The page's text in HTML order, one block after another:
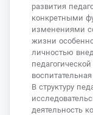
развития
конкретными
изменениями
жизни
личностью
В структуру
деятельность